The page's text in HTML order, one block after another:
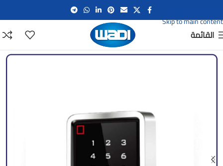
Skip to main content
القائمة